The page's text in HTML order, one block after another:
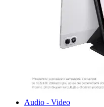
Audio - Video